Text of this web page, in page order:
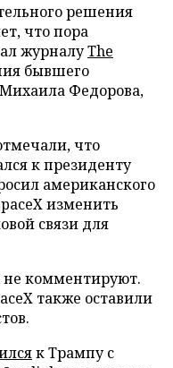
решения
что пора
журналуThe
бывшего
Федорова,
что
к президенту
американского
изменить
связи для
комментируют.
также оставили
к Трампу с